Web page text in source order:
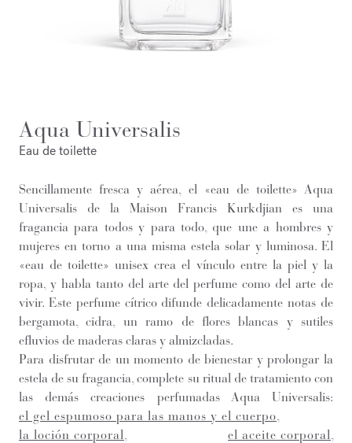
Aqua Universalis
Eau de toilette
Sencillamente fresca y aérea, el «eau de toilette» Aqua
Universalis de la Maison Francis Kurkdjian es una
fragancia para todos y para todo, que une a hombres y
mujeres en torno a una misma estela solar y luminosa. El
«eau de toilette» unisex crea el vínculo entre la piel y la
ropa, y habla tanto del arte del perfume como del arte de
vivir. Este perfume cítrico difunde delicadamente notas de
bergamota, cidra, un ramo de flores blancas y sutiles
efluvios de maderas claras y almizcladas.
Para disfrutar de un momento de bienestar y prolongar la
estela de su fragancia, complete su ritual de tratamiento con
las demás creaciones perfumadas Aqua Universalis:
el gel espumoso para las manos y el cuerpo,
la loción corporal, el aceite corporal,